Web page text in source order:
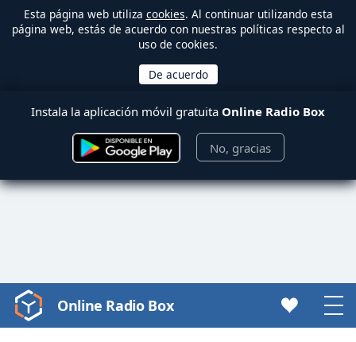
Esta página web utiliza cookies. Al continuar utilizando esta
página web, estás de acuerdo con nuestras políticas respecto al
uso de cookies.
Instala la aplicación móvil gratuita Online Radio Box
No, gracias
Video
Player
Online Radio Box